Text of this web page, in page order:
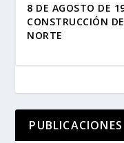
8 DE AGOSTO DE
CONSTRUCCIÓN
NORTE